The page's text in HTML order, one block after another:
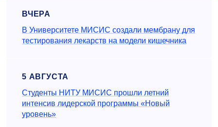
ВЧЕРА
В Университете МИСИС создали мембрану для
тестирования лекарств на модели кишечника
5 АВГУСТА
Студенты НИТУ МИСИС прошли летний
интенсив лидерской программы «Новый
уровень»